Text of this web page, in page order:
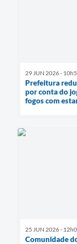
29 JUN 2026 -
Prefeitura
por conta do
fogos com
25 JUN 2026 -
Comunidade